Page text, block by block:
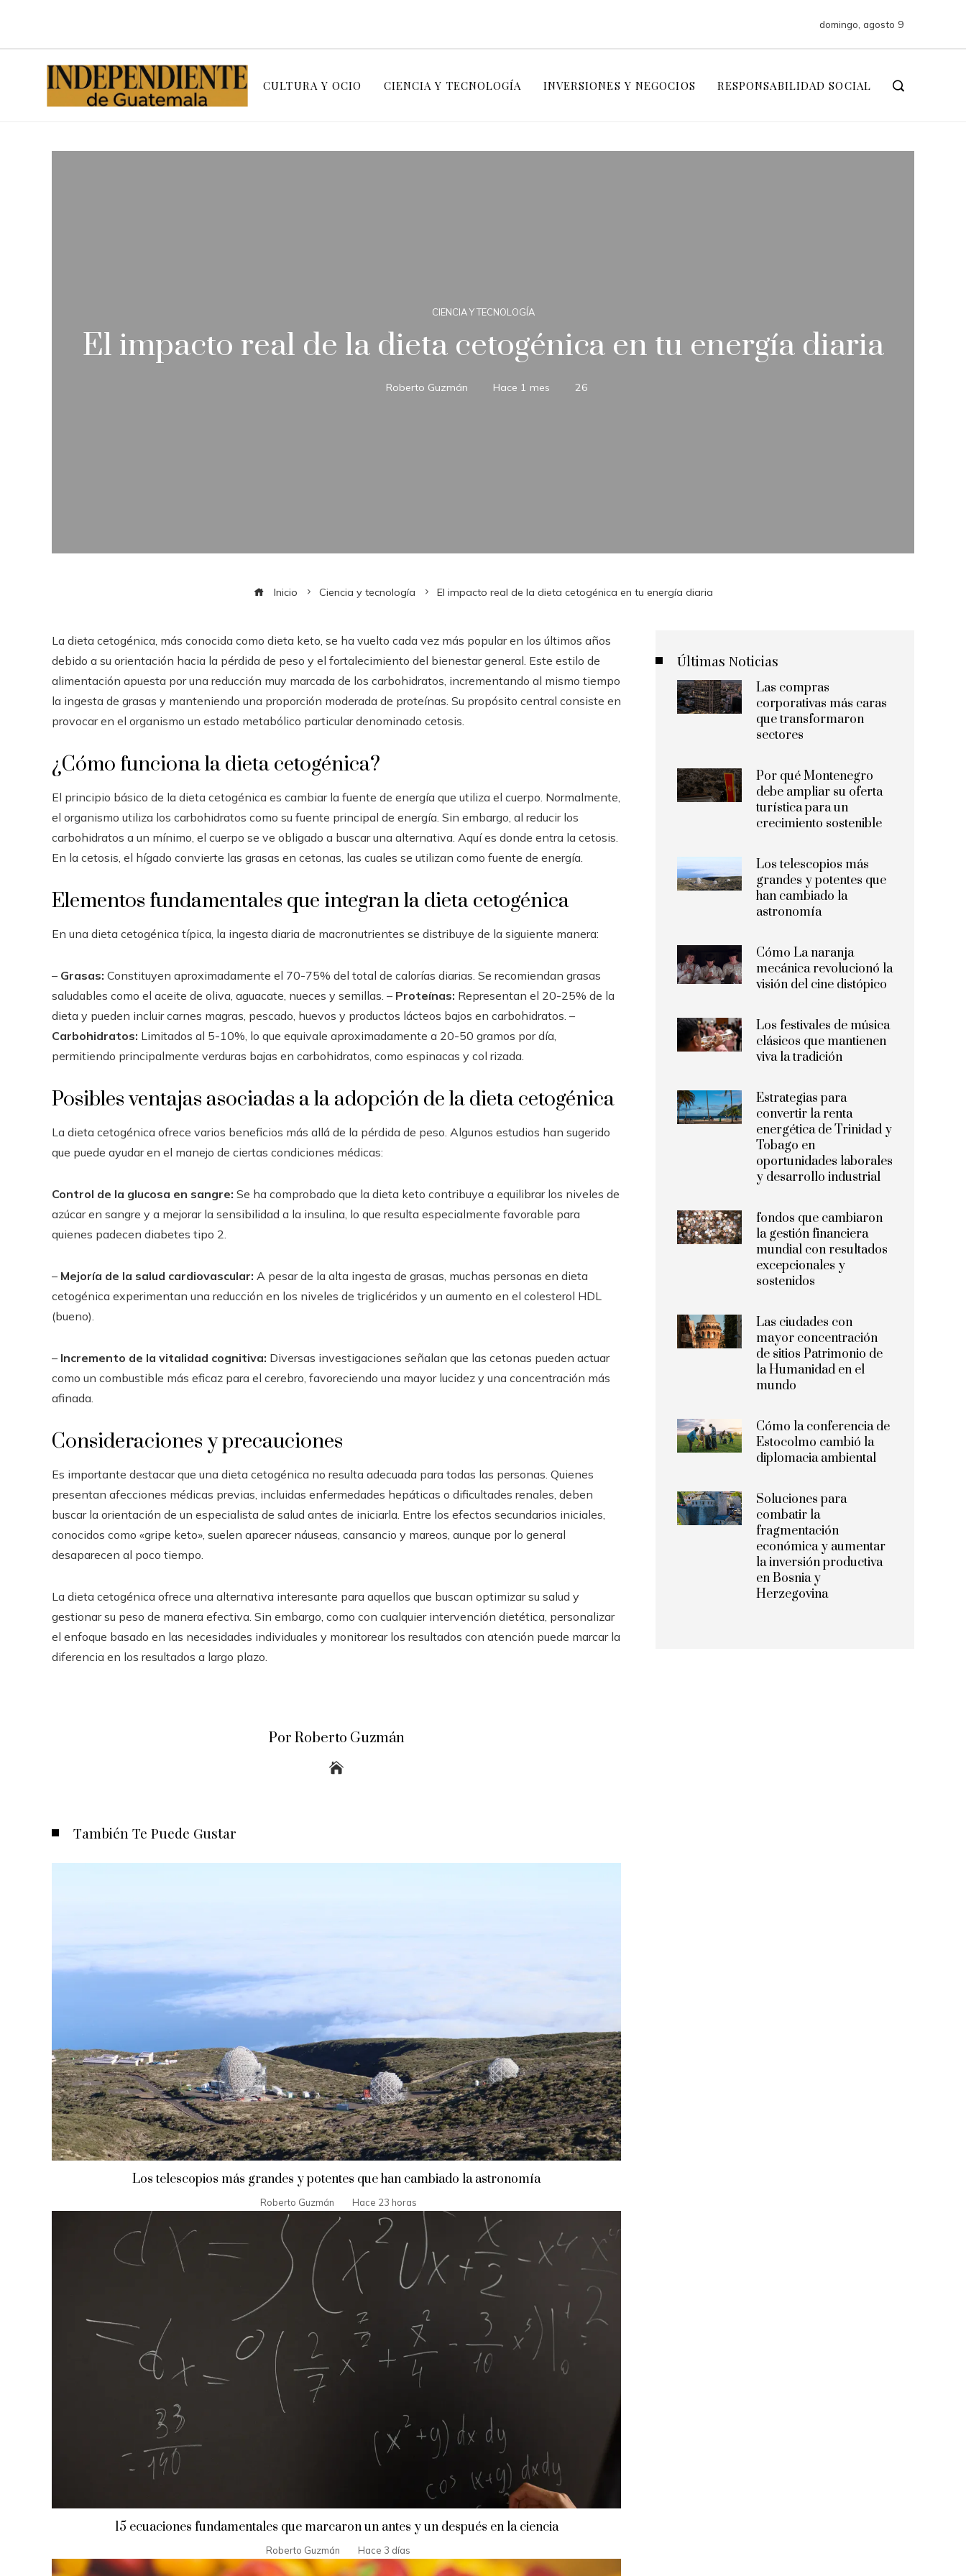
domingo, agosto 9
CULTURA Y OCIO CIENCIA Y TECNOLOGÍA INVERSIONES Y NEGOCIOS RESPONSABILIDAD SOCIAL
CIENCIA Y TECNOLOGÍA
El impacto real de la dieta cetogénica en tu energía diaria
Roberto Guzmán Hace 1 mes 26
Inicio Ciencia y tecnología El impacto real de la dieta cetogénica en tu energía diaria
La dieta cetogénica, más conocida como dieta keto, se ha vuelto cada vez más popular en los últimos años
debido a su orientación hacia la pérdida de peso y el fortalecimiento del bienestar general. Este estilo de
alimentación apuesta por una reducción muy marcada de los carbohidratos, incrementando al mismo tiempo
la ingesta de grasas y manteniendo una proporción moderada de proteínas. Su propósito central consiste en
provocar en el organismo un estado metabólico particular denominado cetosis.
¿Cómo funciona la dieta cetogénica?
El principio básico de la dieta cetogénica es cambiar la fuente de energía que utiliza el cuerpo. Normalmente,
el organismo utiliza los carbohidratos como su fuente principal de energía. Sin embargo, al reducir los
carbohidratos a un mínimo, el cuerpo se ve obligado a buscar una alternativa. Aquí es donde entra la cetosis.
En la cetosis, el hígado convierte las grasas en cetonas, las cuales se utilizan como fuente de energía.
Elementos fundamentales que integran la dieta cetogénica
En una dieta cetogénica típica, la ingesta diaria de macronutrientes se distribuye de la siguiente manera:
– Grasas: Constituyen aproximadamente el 70-75% del total de calorías diarias. Se recomiendan grasas
saludables como el aceite de oliva, aguacate, nueces y semillas. – Proteínas: Representan el 20-25% de la
dieta y pueden incluir carnes magras, pescado, huevos y productos lácteos bajos en carbohidratos. –
Carbohidratos: Limitados al 5-10%, lo que equivale aproximadamente a 20-50 gramos por día,
permitiendo principalmente verduras bajas en carbohidratos, como espinacas y col rizada.
Posibles ventajas asociadas a la adopción de la dieta cetogénica
La dieta cetogénica ofrece varios beneficios más allá de la pérdida de peso. Algunos estudios han sugerido
que puede ayudar en el manejo de ciertas condiciones médicas:
Control de la glucosa en sangre: Se ha comprobado que la dieta keto contribuye a equilibrar los niveles de
azúcar en sangre y a mejorar la sensibilidad a la insulina, lo que resulta especialmente favorable para
quienes padecen diabetes tipo 2.
– Mejoría de la salud cardiovascular: A pesar de la alta ingesta de grasas, muchas personas en dieta
cetogénica experimentan una reducción en los niveles de triglicéridos y un aumento en el colesterol HDL
(bueno).
– Incremento de la vitalidad cognitiva: Diversas investigaciones señalan que las cetonas pueden actuar
como un combustible más eficaz para el cerebro, favoreciendo una mayor lucidez y una concentración más
afinada.
Consideraciones y precauciones
Es importante destacar que una dieta cetogénica no resulta adecuada para todas las personas. Quienes
presentan afecciones médicas previas, incluidas enfermedades hepáticas o dificultades renales, deben
buscar la orientación de un especialista de salud antes de iniciarla. Entre los efectos secundarios iniciales,
conocidos como «gripe keto», suelen aparecer náuseas, cansancio y mareos, aunque por lo general
desaparecen al poco tiempo.
La dieta cetogénica ofrece una alternativa interesante para aquellos que buscan optimizar su salud y
gestionar su peso de manera efectiva. Sin embargo, como con cualquier intervención dietética, personalizar
el enfoque basado en las necesidades individuales y monitorear los resultados con atención puede marcar la
diferencia en los resultados a largo plazo.
Por Roberto Guzmán
También Te Puede Gustar
Los telescopios más grandes y potentes que han cambiado la astronomía
Roberto Guzmán Hace 23 horas
15 ecuaciones fundamentales que marcaron un antes y un después en la ciencia
Roberto Guzmán Hace 3 días
Últimas Noticias
Las compras
corporativas más caras
que transformaron
sectores
Por qué Montenegro
debe ampliar su oferta
turística para un
crecimiento sostenible
Los telescopios más
grandes y potentes que
han cambiado la
astronomía
Cómo La naranja
mecánica revolucionó la
visión del cine distópico
Los festivales de música
clásicos que mantienen
viva la tradición
Estrategias para
convertir la renta
energética de Trinidad y
Tobago en
oportunidades laborales
y desarrollo industrial
fondos que cambiaron
la gestión financiera
mundial con resultados
excepcionales y
sostenidos
Las ciudades con
mayor concentración
de sitios Patrimonio de
la Humanidad en el
mundo
Cómo la conferencia de
Estocolmo cambió la
diplomacia ambiental
Soluciones para
combatir la
fragmentación
económica y aumentar
la inversión productiva
en Bosnia y
Herzegovina